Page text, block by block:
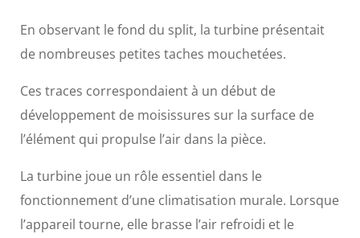
En observant le fond du split, la turbine présentait
de nombreuses petites taches mouchetées.
Ces traces correspondaient à un début de
développement de moisissures sur la surface de
l’élément qui propulse l’air dans la pièce.
La turbine joue un rôle essentiel dans le
fonctionnement d’une climatisation murale. Lorsque
l’appareil tourne, elle brasse l’air refroidi et le